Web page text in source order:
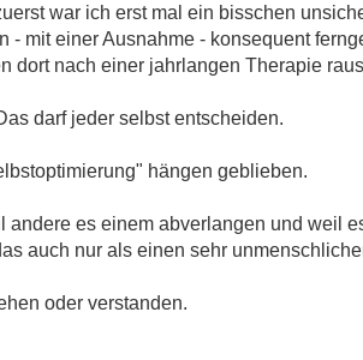
war ich erst mal ein bisschen
- mit einer Ausnahme - konsequent
dort nach einer jahrlangen Therapie
darf jeder selbst entscheiden.
hängen geblieben.
andere es einem abverlangen und weil
auch nur als einen sehr
oder verstanden.